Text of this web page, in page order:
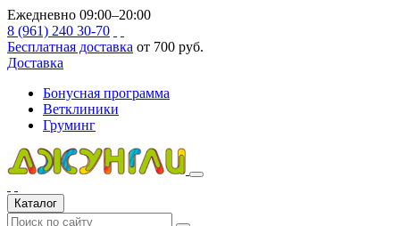
Ежедневно 09:00–20:00
8 (961) 240 30-70
Бесплатная доставка от 700 руб.
Доставка
Бонусная программа
Ветклиники
Груминг
Каталог